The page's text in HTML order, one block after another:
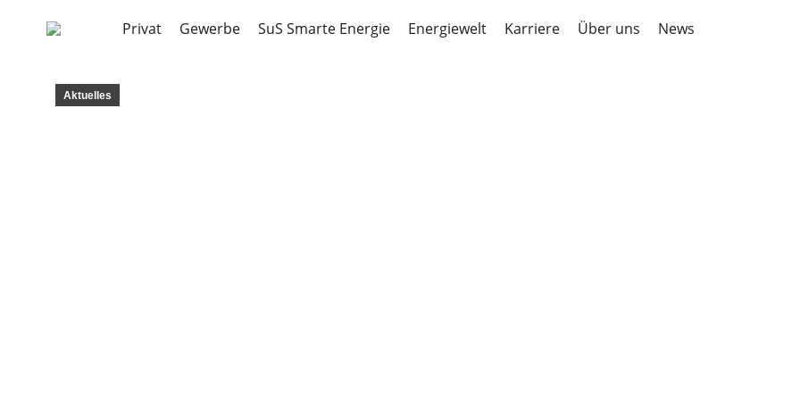
Privat Gewerbe SuS Smarte Energie Energiewelt Karriere Über uns News
Aktuelles